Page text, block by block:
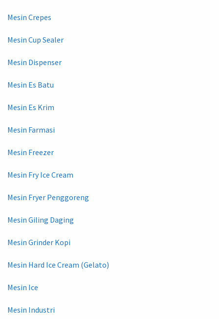
Mesin Crepes
Mesin Cup Sealer
Mesin Dispenser
Mesin Es Batu
Mesin Es Krim
Mesin Farmasi
Mesin Freezer
Mesin Fry Ice Cream
Mesin Fryer Penggoreng
Mesin Giling Daging
Mesin Grinder Kopi
Mesin Hard Ice Cream (Gelato)
Mesin Ice
Mesin Industri